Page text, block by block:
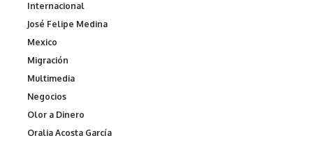
Internacional
José Felipe Medina
Mexico
Migración
Multimedia
Negocios
Olor a Dinero
Oralia Acosta García